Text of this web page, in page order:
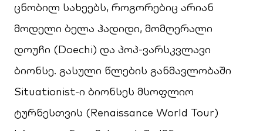
ცნობილ სახეებს, როგორებიც არიან
მოდელი ბელა ჰადიდი, მომღერალი
დოუჩი (Doechi) და პოპ-ვარსკვლავი
ბიონსე. გასული წლების განმავლობაში
Situationist-ი ბიონსეს მსოფლიო
ტურნესთვის (Renaissance World Tour)